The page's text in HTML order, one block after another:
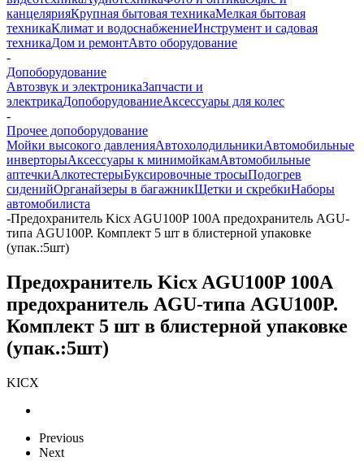
канцелярияКрупная бытовая техникаМелкая бытовая
техникаКлимат и водоснабжениеИнструмент и садовая
техникаДом и ремонтАвто оборудование
-
Допоборудование
Автозвук и электроникаЗапчасти и
электрикаДопоборудованиеАксессуары для колес
-
Прочее допоборудование
Мойки высокого давленияАвтохолодильникиАвтомобильные
инверторыАксессуары к минимойкамАвтомобильные
аптечкиАлкотестерыБуксировочные тросыПодогрев
сиденийОрганайзеры в багажникЩетки и скребкиНаборы
автомобилиста
-Предохранитель Kicx AGU100P 100A предохранитель AGU-
типа AGU100P. Комплект 5 шт в блистерной упаковке
(упак.:5шт)
Предохранитель Kicx AGU100P 100A
предохранитель AGU-типа AGU100P.
Комплект 5 шт в блистерной упаковке
(упак.:5шт)
KICX
Previous
Next